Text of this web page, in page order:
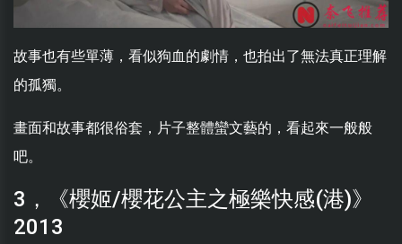
故事也有些單薄，看似狗血的劇情，也拍出了無法真正理解
的孤獨。
畫面和故事都很俗套，片子整體蠻文藝的，看起來一般般
吧。
3，《櫻姬/櫻花公主之極樂快感(港)》
2013